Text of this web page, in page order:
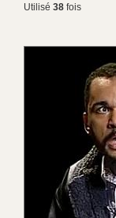
Utilisé 38 fois